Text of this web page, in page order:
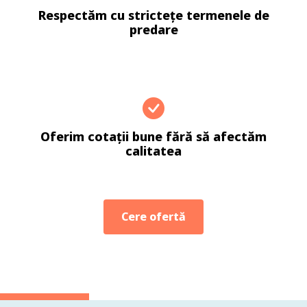
Respectăm cu strictețe termenele de
predare
Oferim cotații bune fără să afectăm
calitatea
Cere ofertă